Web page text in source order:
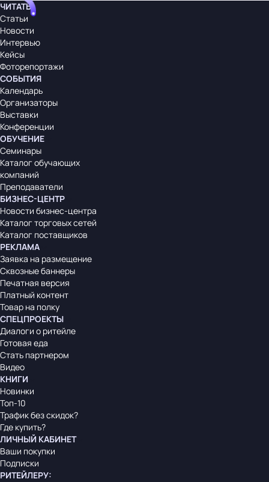
ЧИТАТЬ
Статьи
Новости
Интервью
Кейсы
Фоторепортажи
СОБЫТИЯ
Календарь
Организаторы
Выставки
Конференции
ОБУЧЕНИЕ
Семинары
Каталог обучающих
компаний
Преподаватели
БИЗНЕС-ЦЕНТР
Новости бизнес-центра
Каталог торговых сетей
Каталог поставщиков
РЕКЛАМА
Заявка на размещение
Сквозные баннеры
Печатная версия
Платный контент
Товар на полку
СПЕЦПРОЕКТЫ
Диалоги о ритейле
Готовая еда
Стать партнером
Видео
КНИГИ
Новинки
Топ-10
Трафик без скидок?
Где купить?
ЛИЧНЫЙ КАБИНЕТ
Ваши покупки
Подписки
РИТЕЙЛЕРУ: